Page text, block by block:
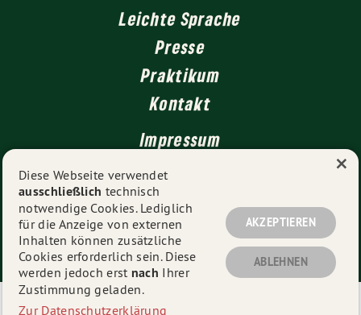
Leichte Sprache
Presse
Praktikum
Kontakt
Impressum
Datenschutz
© 2026Michael Joukov MdL - Alle Rechte vorbehalten.
Eine schnelle 🚀 und mobiloptimierte 📱 Webseite der
Diese Webseite verwendet
ausschließlich technisch
notwendige Cookies. Lediglich
für die Anzeige von externen
Inhalten können zusätzliche
Cookies erforderlich sein. Diese
werden jedoch erst nach Ihrer
Zustimmung geladen.
Zur Datenschutzerklärung
AKZEPTIEREN
ABLEHNEN
×